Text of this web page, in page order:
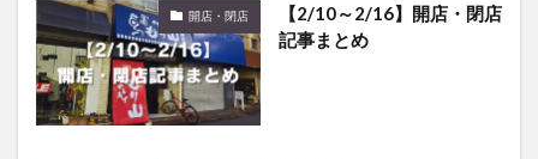
開店・閉店
【2/10～2/16】開店・閉店
記事まとめ